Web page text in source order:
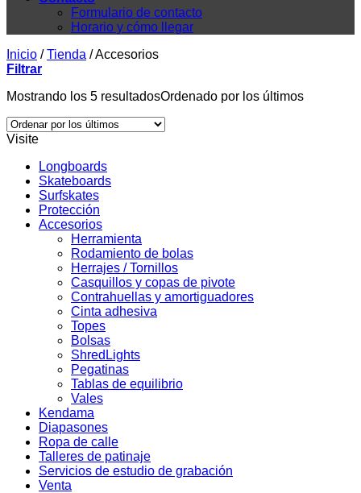
Formulario de contacto
Horario y cómo llegar
Inicio / Tienda /Accesorios
Filtrar
Mostrando los 5 resultadosOrdenado por los últimos
Visite
Longboards
Skateboards
Surfskates
Protección
Accesorios
Herramienta
Rodamiento de bolas
Herrajes / Tornillos
Casquillos y copas de pivote
Contrahuellas y amortiguadores
Cinta adhesiva
Topes
Bolsas
ShredLights
Pegatinas
Tablas de equilibrio
Vales
Kendama
Diapasones
Ropa de calle
Talleres de patinaje
Servicios de estudio de grabación
Venta